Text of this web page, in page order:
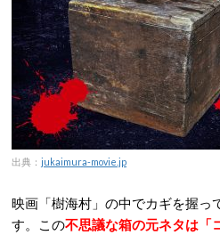
出典： jukaimura-movie.jp
映画「樹海村」の中でカギを握っ
す。この不思議な箱の元ネタは「